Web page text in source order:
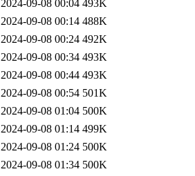
2024-09-08 00:04 493K
2024-09-08 00:14 488K
2024-09-08 00:24 492K
2024-09-08 00:34 493K
2024-09-08 00:44 493K
2024-09-08 00:54 501K
2024-09-08 01:04 500K
2024-09-08 01:14 499K
2024-09-08 01:24 500K
2024-09-08 01:34 500K